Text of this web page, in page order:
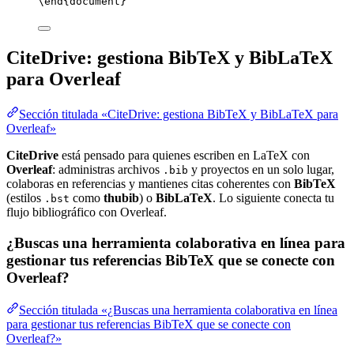
CiteDrive: gestiona BibTeX y BibLaTeX
para Overleaf
Sección titulada «CiteDrive: gestiona BibTeX y BibLaTeX para
Overleaf»
CiteDrive está pensado para quienes escriben en LaTeX con
Overleaf: administras archivos .bib y proyectos en un solo lugar,
colaboras en referencias y mantienes citas coherentes con BibTeX
(estilos .bst como thubib) o BibLaTeX. Lo siguiente conecta tu
flujo bibliográfico con Overleaf.
¿Buscas una herramienta colaborativa en línea para
gestionar tus referencias BibTeX que se conecte con
Overleaf?
Sección titulada «¿Buscas una herramienta colaborativa en línea
para gestionar tus referencias BibTeX que se conecte con
Overleaf?»